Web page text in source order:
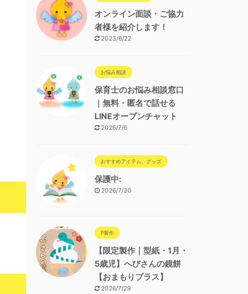
オンライン面談・ご協力
者様を紹介します！
2023/6/22
お悩み相談
保育士のお悩み相談窓口
｜無料・匿名で話せる
LINEオープンチャット
2026/7/6
おすすめアイテム、グッズ
保護中:
2026/7/30
P製作
【限定製作｜型紙・1月・
5歳児】へびさんの鏡餅
【おまもりプラス】
2026/7/29